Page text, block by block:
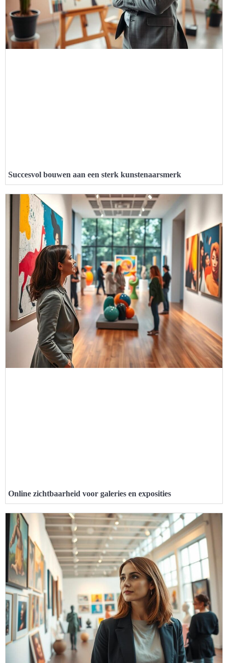
Succesvol bouwen aan een sterk kunstenaarsmerk
Online zichtbaarheid voor galeries en exposities